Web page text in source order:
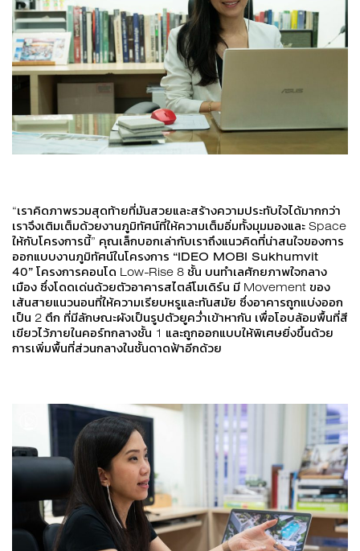
“เราคิดภาพรวมสุดท้ายที่มันสวยและสร้างความประทับใจได้มากกว่า
เราจึงเติมเต็มด้วยงานภูมิทัศน์ที่ให้ความเต็มอิ่มทั้งมุมมองและ Space
ให้กับโครงการนี้” คุณเล็กบอกเล่ากับเราถึงแนวคิดที่น่าสนใจของการ
ออกแบบงานภูมิทัศน์ในโครงการ “IDEO MOBI Sukhumvit
40” โครงการคอนโด Low-Rise 8 ชั้น บนทำเลศักยภาพใจกลาง
เมือง ซึ่งโดดเด่นด้วยตัวอาคารสไตล์โมเดิร์น มี Movement ของ
เส้นสายแนวนอนที่ให้ความเรียบหรูและทันสมัย ซึ่งอาคารถูกแบ่งออก
เป็น 2 ตึก ที่มีลักษณะผังเป็นรูปตัวยูคว่ำเข้าหากัน เพื่อโอบล้อมพื้นที่สี
เขียวไว้ภายในคอร์ทกลางชั้น 1 และถูกออกแบบให้พิเศษยิ่งขึ้นด้วย
การเพิ่มพื้นที่ส่วนกลางในชั้นดาดฟ้าอีกด้วย